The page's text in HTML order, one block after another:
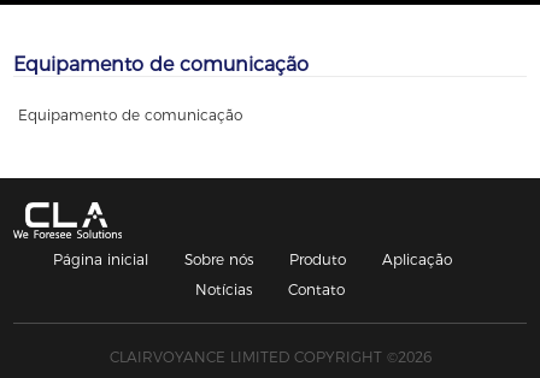
Equipamento de comunicação
Equipamento de comunicação
Página inicial Sobre nós Produto
Aplicação
Notícias
Contato
CLAIRVOYANCE LIMITED COPYRIGHT ©2026